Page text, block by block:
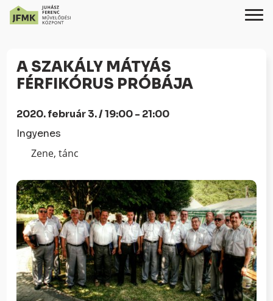
Content
navigációhoz
A SZAKÁLY MÁTYÁS
FÉRFIKÓRUS PRÓBÁJA
2020. február 3. / 19:00 - 21:00
Ingyenes
Zene, tánc